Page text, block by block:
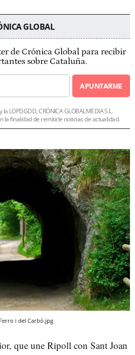
GLOBAL
de Crónica Global para recibir
sobre Cataluña.
APUNTARME
LOPDGDD, CRÓNICA GLOBALMEDIA S.L.
la finalidad de remitirle noticias de actualidad.
i del Carbó.jpg
que une Ripoll con Sant Joan